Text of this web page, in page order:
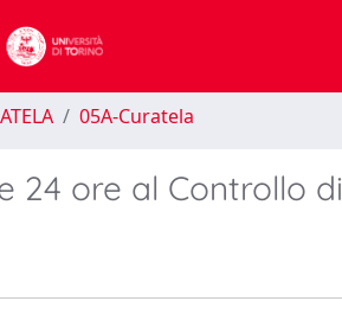
05A-Curatela
24 ore al Controllo